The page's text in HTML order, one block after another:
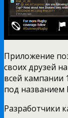
Приложение
своих друзей
всей
под названием
Разработчики